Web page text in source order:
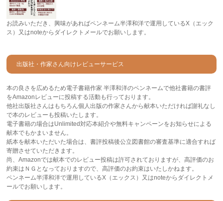
お読みいただき、興味があればペンネーム半澤和洋で運用しているX（エック
ス）又はnoteからダイレクトメールでお願いします。
出版社・作家さん向けレビューサービス
本の良さを広めるため電子書籍作家 半澤和洋のペンネームで他社書籍の書評
をAmazonレビューに投稿する活動も行っております。
他社出版社さんはもちろん個人出版の作家さんから献本いただければ謝礼なし
で本のレビューも投稿いたします。
電子書籍の場合はUnlimited対応本紹介や無料キャンペーンをお知らせによる
献本でもかまいません。
紙本を献本いただいた場合は、書評投稿後公立図書館の審査基準に適合すれば
寄贈させていただきます。
尚、Amazonでは献本でのレビュー投稿は許可されておりますが、高評価のお
約束はＮＧとなっておりますので、高評価のお約束はいたしかねます。
ペンネーム半澤和洋で運用しているX（エックス）又はnoteからダイレクトメ
ールでお願いします。